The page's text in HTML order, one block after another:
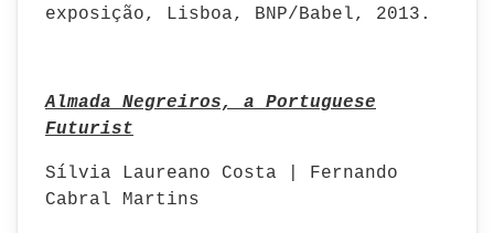
exposição, Lisboa, BNP/Babel, 2013.
Almada Negreiros, a Portuguese
Futurist
Sílvia Laureano Costa | Fernando
Cabral Martins